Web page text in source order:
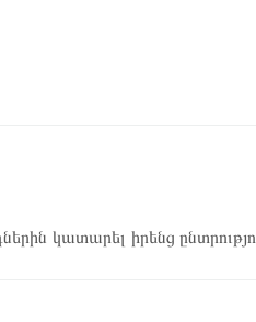
կատարել իրենց